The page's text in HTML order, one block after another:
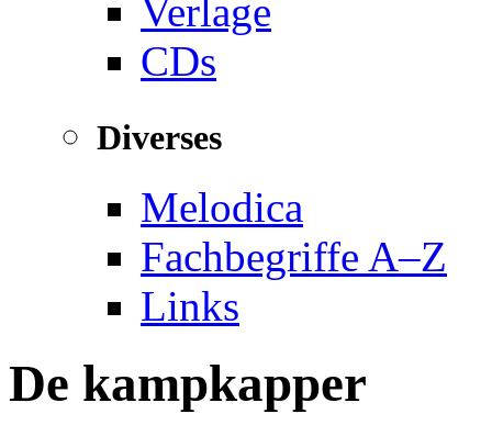
Verlage
CDs
Diverses
Melodica
Fachbegriffe A–Z
Links
De kampkapper